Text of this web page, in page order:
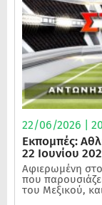
22/06/2026 |
Εκπομπές:
22 Ιουνίου
Αφιερωμένη στο
που
του Μεξικού,